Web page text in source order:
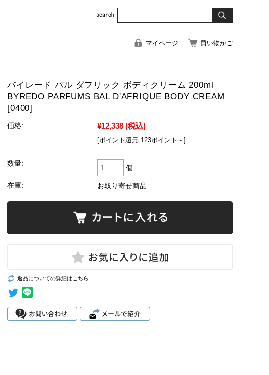
マイページ 買い物かご
バイレード バル ダフリック ボディクリーム 200ml
BYREDO PARFUMS BAL D'AFRIQUE BODY CREAM
[0400]
価格: ¥12,338 (税込)
[ポイント還元 123ポイント～]
数量:
個
在庫: お取り寄せ商品
返品についての詳細はこちら